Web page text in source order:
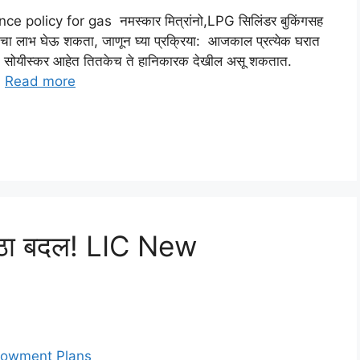
for gas नमस्कार मित्रांनो,LPG सिलिंडर बुकिंगसह
लाभ घेऊ शकता, जाणून घ्या प्रक्रिया: आजकाल प्रत्येक घरात
सोयीस्कर आहेत तितकेच ते हानिकारक देखील असू शकतात.
Read more
बदल! LIC New